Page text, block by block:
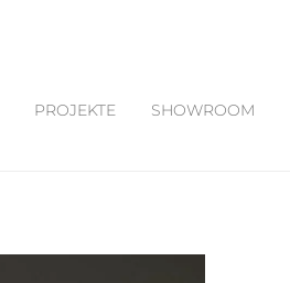
PROJEKTE SHOWROOM